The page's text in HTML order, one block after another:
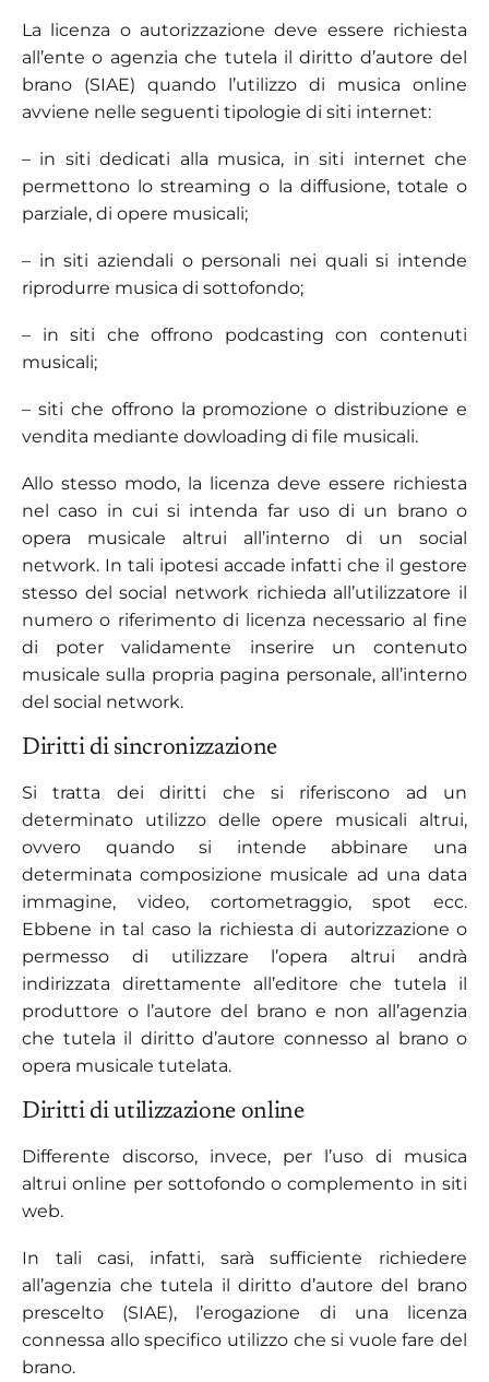
La licenza o autorizzazione deve essere richiesta
all’ente o agenzia che tutela il diritto d’autore del
brano (SIAE) quando l’utilizzo di musica online
avviene nelle seguenti tipologie di siti internet:
– in siti dedicati alla musica, in siti internet che
permettono lo streaming o la diffusione, totale o
parziale, di opere musicali;
– in siti aziendali o personali nei quali si intende
riprodurre musica di sottofondo;
– in siti che offrono podcasting con contenuti
musicali;
– siti che offrono la promozione o distribuzione e
vendita mediante dowloading di file musicali.
Allo stesso modo, la licenza deve essere richiesta
nel caso in cui si intenda far uso di un brano o
opera musicale altrui all’interno di un social
network. In tali ipotesi accade infatti che il gestore
stesso del social network richieda all’utilizzatore il
numero o riferimento di licenza necessario al fine
di poter validamente inserire un contenuto
musicale sulla propria pagina personale, all’interno
del social network.
Diritti di sincronizzazione
Si tratta dei diritti che si riferiscono ad un
determinato utilizzo delle opere musicali altrui,
ovvero quando si intende abbinare una
determinata composizione musicale ad una data
immagine, video, cortometraggio, spot ecc.
Ebbene in tal caso la richiesta di autorizzazione o
permesso di utilizzare l’opera altrui andrà
indirizzata direttamente all’editore che tutela il
produttore o l’autore del brano e non all’agenzia
che tutela il diritto d’autore connesso al brano o
opera musicale tutelata.
Diritti di utilizzazione online
Differente discorso, invece, per l’uso di musica
altrui online per sottofondo o complemento in siti
web.
In tali casi, infatti, sarà sufficiente richiedere
all’agenzia che tutela il diritto d’autore del brano
prescelto (SIAE), l’erogazione di una licenza
connessa allo specifico utilizzo che si vuole fare del
brano.